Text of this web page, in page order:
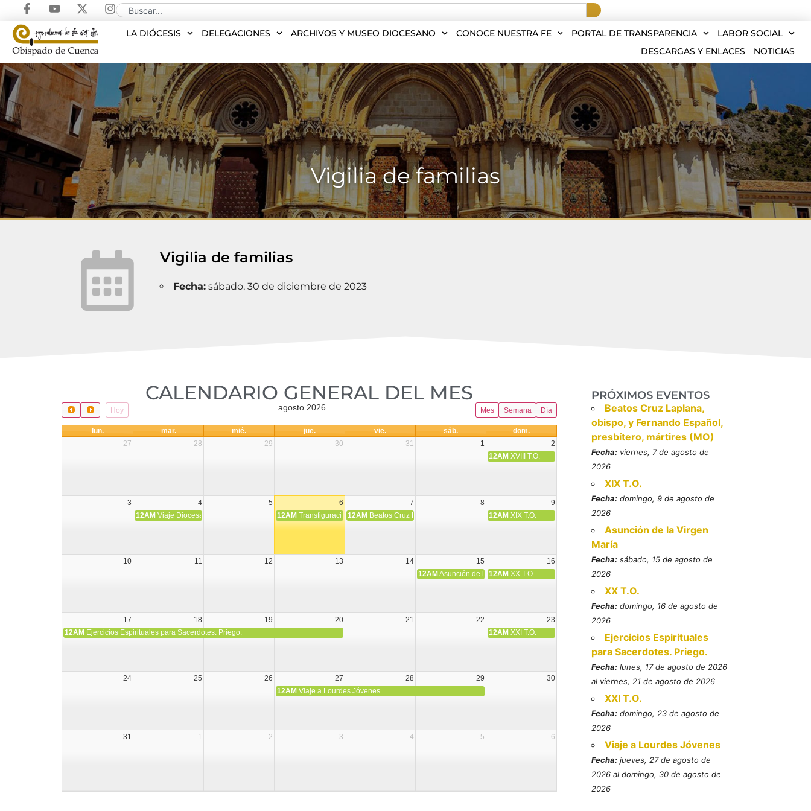
LA DIÓCESIS DELEGACIONES ARCHIVOS Y MUSEO DIOCESANO CONOCE NUESTRA FE PORTAL DE TRANSPARENCIA
LABOR SOCIAL
DESCARGAS Y ENLACES
NOTICIAS
Vigilia de familias
Vigilia de familias
Fecha:sábado, 30 de diciembre de 2023
CALENDARIO GENERAL DEL MES​
Hoy Mes Semana Día
agosto 2026
lun. mar. mié. jue. vie. sáb.
dom.
27
28 29 30 31 1
2
12AM XVIII T.O.
3 4 5 6 7 8
9
12AM Viaje Diocesano a Japón. 12AM Transfiguración del Señor
12AM Beatos Cruz Laplana, obispo, y Fernando Español, presbítero, mártires (MO)
12AM XIX T.O.
10 11 12 13 14 15
16
12AM Asunción de la Virgen María
12AM XX T.O.
17 18 19 20 21 22
23
12AM Ejercicios Espirituales para Sacerdotes. Priego. 12AM XXI T.O.
24 25 26 27 28 29
30
12AM Viaje a Lourdes Jóvenes
31 1 2 3 4 5 6
PRÓXIMOS EVENTOS
Beatos Cruz Laplana,
obispo, y Fernando Español,
presbítero, mártires (MO)
Fecha: viernes, 7 de agosto de
2026
XIX T.O.
Fecha: domingo, 9 de agosto de
2026
Asunción de la Virgen
María
Fecha: sábado, 15 de agosto de
2026
XX T.O.
Fecha: domingo, 16 de agosto de
2026
Ejercicios Espirituales
para Sacerdotes. Priego.
Fecha: lunes, 17 de agosto de 2026
al viernes, 21 de agosto de 2026
XXI T.O.
Fecha: domingo, 23 de agosto de
2026
Viaje a Lourdes Jóvenes
Fecha: jueves, 27 de agosto de
2026 al domingo, 30 de agosto de
2026